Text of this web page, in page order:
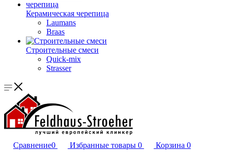
Керамическая черепица
Laumans
Braas
Строительные смеси
Quick-mix
Strasser
Сравнение0 Избранные товары 0 Корзина 0